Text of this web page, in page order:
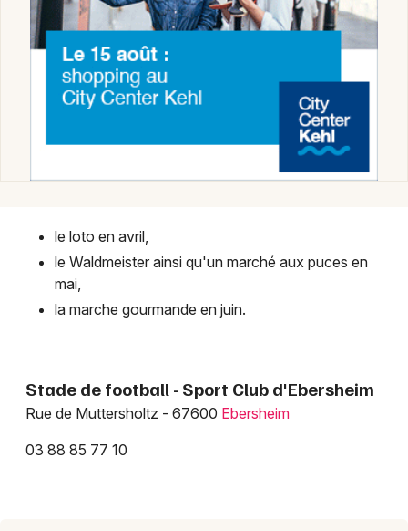
Newsletter des sorties
Artistes en tournée
Choisir mes départements
le loto en avril,
le Waldmeister ainsi qu'un marché aux puces en
mai,
la marche gourmande en juin.
Stade de football - Sport Club d'Ebersheim
Rue de Muttersholtz - 67600 Ebersheim
03 88 85 77 10